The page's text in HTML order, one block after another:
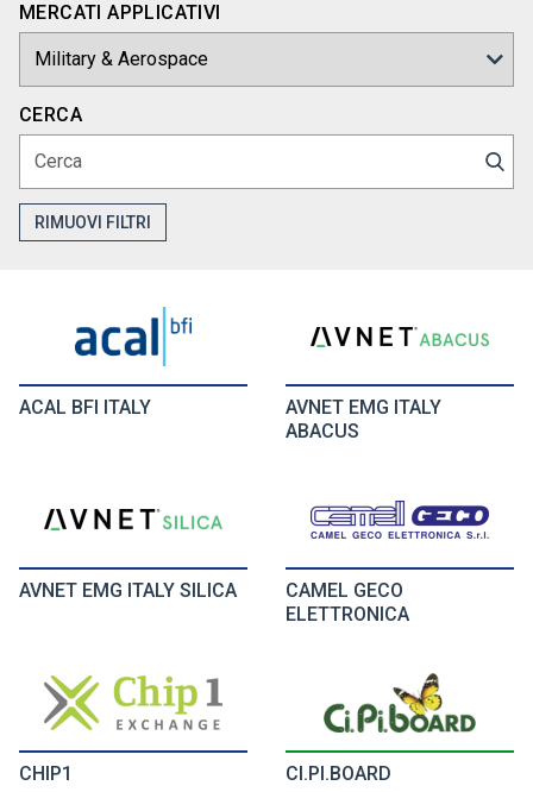
MERCATI APPLICATIVI
CERCA
RIMUOVI FILTRI
ACAL BFI ITALY
AVNET EMG ITALY
ABACUS
AVNET EMG ITALY SILICA
CAMEL GECO
ELETTRONICA
CHIP1 CI.PI.BOARD